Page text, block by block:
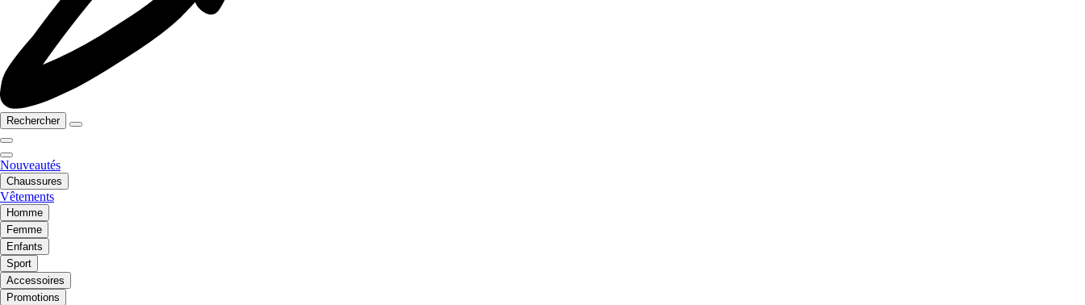
Rechercher
Nouveautés
Chaussures
Vêtements
Homme
Femme
Enfants
Sport
Accessoires
Promotions